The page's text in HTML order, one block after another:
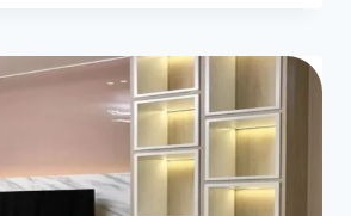
ت:
0550236381
ديكور
خلف
الشاشه
الطائف